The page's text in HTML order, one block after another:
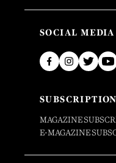
SOCIAL MEDIA
SUBSCRIPTION
MAGAZINE
E-MAGAZINE